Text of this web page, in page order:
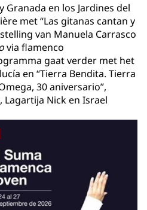
Granada en los Jardines del
met “Las gitanas cantan y
van Manuela Carrasco
via flamenco
gaat verder met het
en “Tierra Bendita. Tierra
30 aniversario”,
Nick en Israel